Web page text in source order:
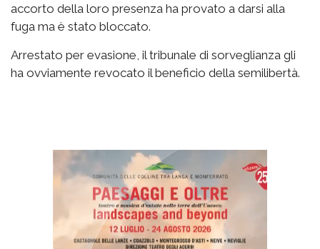
accorto della loro presenza ha provato a darsi alla
fuga ma è stato bloccato.
Arrestato per evasione, il tribunale di sorveglianza gli
ha ovviamente revocato il beneficio della semilibertà.